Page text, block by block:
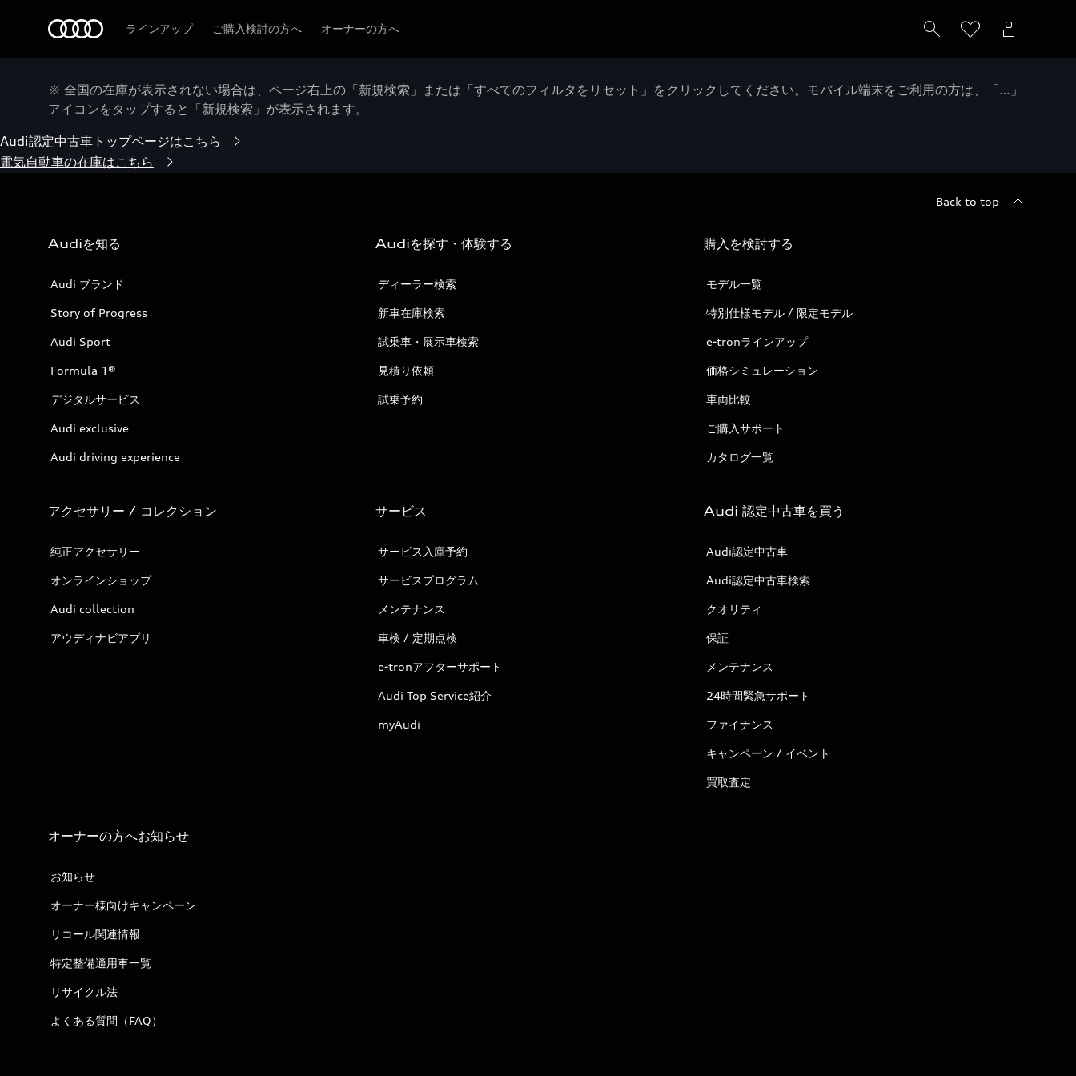
ラインアップ ご購入検討の方へ オーナーの方へ
※ 全国の在庫が表示されない場合は、ページ右上の「新規検索」または「すべてのフィルタをリセット」をクリックしてください。モバイル端末をご利用の方は、「…」
アイコンをタップすると「新規検索」が表示されます。
Audi認定中古車トップページはこちら
電気自動車の在庫はこちら
Back to top
Audiを知る
Audi ブランド
Story of Progress
Audi Sport
Formula 1®
デジタルサービス
Audi exclusive
Audi driving experience
Audiを探す・体験する
ディーラー検索
新車在庫検索
試乗車・展示車検索
見積り依頼
試乗予約
購入を検討する
モデル一覧
特別仕様モデル / 限定モデル
e-tronラインアップ
価格シミュレーション
車両比較
ご購入サポート
カタログ一覧
アクセサリー / コレクション
純正アクセサリー
オンラインショップ
Audi collection
アウディナビアプリ
サービス
サービス入庫予約
サービスプログラム
メンテナンス
車検 / 定期点検
e-tronアフターサポート
Audi Top Service紹介
myAudi
Audi 認定中古車を買う
Audi認定中古車
Audi認定中古車検索
クオリティ
保証
メンテナンス
24時間緊急サポート
ファイナンス
キャンペーン / イベント
買取査定
オーナーの方へお知らせ
お知らせ
オーナー様向けキャンペーン
リコール関連情報
特定整備適用車一覧
リサイクル法
よくある質問（FAQ）